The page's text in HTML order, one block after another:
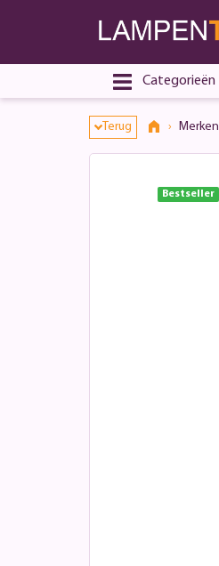
Categorieën
Terug Merken
Bestseller